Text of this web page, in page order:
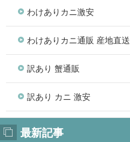
わけありカニ激安
わけありカニ通販 産地直送
訳あり 蟹通販
訳あり カニ 激安
最新記事